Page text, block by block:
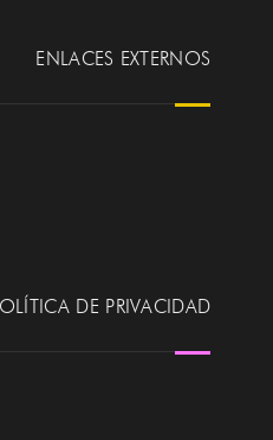
ENLACES EXTERNOS
DE PRIVACIDAD